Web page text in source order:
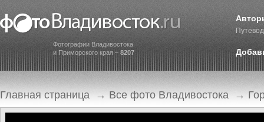
Фотографии Владивостока
и Приморского края – 8207
Главная страница → Все фото Владивостока →